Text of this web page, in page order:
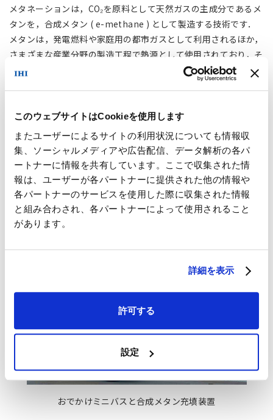
このウェブサイトはCookieを使用します
またユーザーによるサイトの利用状況についても情報収
集、ソーシャルメディアや広告配信、データ解析の各パ
ートナーに情報を共有しています。ここで収集された情
報は、ユーザーが各パートナーに提供された他の情報や
各パートナーのサービスを使用した際に収集された情報
と組み合わされ、各パートナーによって使用されること
があります。
詳細を表示
許可する
設定
メタネーションは，CO₂を原料として天然ガスの主成分であるメ
タンを，合成メタン ( e-methane ) として製造する技術です．
メタンは，発電燃料や家庭用の都市ガスとして利用されるほか，
さまざまな産業分野の製造工程で熱源として使用されており，そ
れらの分野でのカーボンニュートラル化に貢献することが期待で
IHIグループのメタネーション技術は，独自に開発した耐熱性に
優れる触媒により適用範囲が広いと考えています．例えば，セメ
ント製造時に排出されるCO₂や，下水汚泥から発生する消化ガス
中に含まれるCO₂をe-methaneに変換して燃料として有効利用
することが検討されています．また地域コミュニティバス「おで
かけミニバス（福島県相馬市）」へのe-methane供給事業な
ど，モビリティ向け燃料としても実用化されています．
おでかけミニバスと合成メタン充填装置